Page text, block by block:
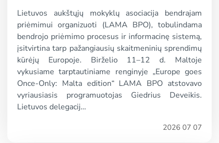
Lietuvos aukštųjų mokyklų asociacija bendrajam
priėmimui organizuoti (LAMA BPO), tobulindama
bendrojo priėmimo procesus ir informacinę sistemą,
įsitvirtina tarp pažangiausių skaitmeninių sprendimų
kūrėjų Europoje. Birželio 11–12 d. Maltoje
vykusiame tarptautiniame renginyje „Europe goes
Once-Only: Malta edition“ LAMA BPO atstovavo
vyriausiasis programuotojas Giedrius Deveikis.
Lietuvos delegacij…
2026 07 07